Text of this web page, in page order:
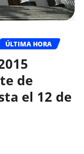
ÚLTIMA HORA
de
el 12 de